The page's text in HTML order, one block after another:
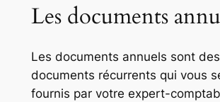
Les documents
Les documents annuels sont des
documents récurrents qui vous
fournis par votre expert-